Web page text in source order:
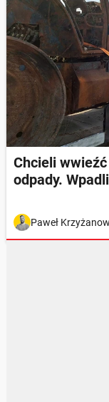
Chcieli
odpady.
Paweł